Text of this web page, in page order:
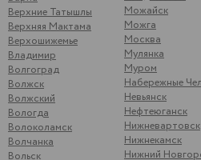
Верхние Татышлы
Верхняя Мактама
Верхошижемье
Владимир
Волгоград
Волжск
Волжский
Вологда
Волоколамск
Волчанка
Вольск
Можайск
Можга
Москва
Мулянка
Муром
Набережные
Невьянск
Нефтеюганск
Нижневартовск
Нижнекамск
Нижний